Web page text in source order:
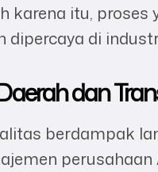
karena itu,
dipercaya di
dan
berdampak
perusahaan